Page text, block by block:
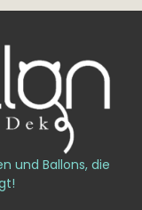
und Ballons, die